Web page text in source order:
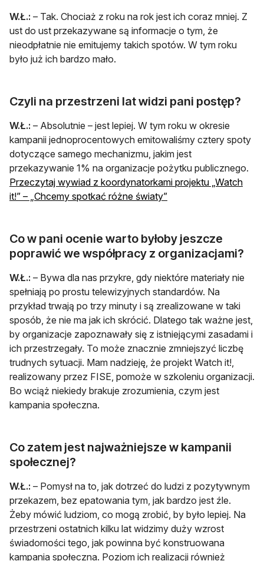
W.Ł.: – Tak. Chociaż z roku na rok jest ich coraz mniej. Z
ust do ust przekazywane są informacje o tym, że
nieodpłatnie nie emitujemy takich spotów. W tym roku
było już ich bardzo mało.
Czyli na przestrzeni lat widzi pani postęp?
W.Ł.: – Absolutnie – jest lepiej. W tym roku w okresie
kampanii jednoprocentowych emitowaliśmy cztery spoty
dotyczące samego mechanizmu, jakim jest
przekazywanie 1% na organizacje pożytku publicznego.
Przeczytaj wywiad z koordynatorkami projektu „Watch
it!” – „Chcemy spotkać różne światy”otwiera się w nowej
Co w pani ocenie warto byłoby jeszcze
poprawić we współpracy z organizacjami?
W.Ł.: – Bywa dla nas przykre, gdy niektóre materiały nie
spełniają po prostu telewizyjnych standardów. Na
przykład trwają po trzy minuty i są zrealizowane w taki
sposób, że nie ma jak ich skrócić. Dlatego tak ważne jest,
by organizacje zapoznawały się z istniejącymi zasadami i
ich przestrzegały. To może znacznie zmniejszyć liczbę
trudnych sytuacji. Mam nadzieję, że projekt Watch it!,
realizowany przez FISE, pomoże w szkoleniu organizacji.
Bo wciąż niekiedy brakuje zrozumienia, czym jest
kampania społeczna.
Co zatem jest najważniejsze w kampanii
społecznej?
W.Ł.: – Pomysł na to, jak dotrzeć do ludzi z pozytywnym
przekazem, bez epatowania tym, jak bardzo jest źle.
Żeby mówić ludziom, co mogą zrobić, by było lepiej. Na
przestrzeni ostatnich kilku lat widzimy duży wzrost
świadomości tego, jak powinna być konstruowana
kampania społeczna. Poziom ich realizacji również